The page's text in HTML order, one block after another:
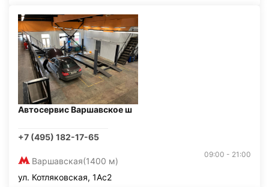
Автосервис Варшавское ш
+7 (495) 182-17-65
Варшавская(1400 м)
09:00 - 21:00
ул. Котляковская, 1Ас2